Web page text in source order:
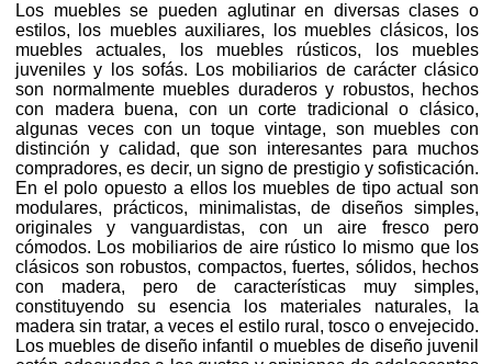
Los muebles se pueden aglutinar en diversas clases o
estilos, los muebles auxiliares, los muebles clásicos, los
muebles actuales, los muebles rústicos, los muebles
juveniles y los sofás. Los mobiliarios de carácter clásico
son normalmente muebles duraderos y robustos, hechos
con madera buena, con un corte tradicional o clásico,
algunas veces con un toque vintage, son muebles con
distinción y calidad, que son interesantes para muchos
compradores, es decir, un signo de prestigio y sofisticación.
En el polo opuesto a ellos los muebles de tipo actual son
modulares, prácticos, minimalistas, de diseños simples,
originales y vanguardistas, con un aire fresco pero
cómodos. Los mobiliarios de aire rústico lo mismo que los
clásicos son robustos, compactos, fuertes, sólidos, hechos
con madera, pero de características muy simples,
constituyendo su esencia los materiales naturales, la
madera sin tratar, a veces el estilo rural, tosco o envejecido.
Los muebles de diseño infantil o muebles de diseño juvenil